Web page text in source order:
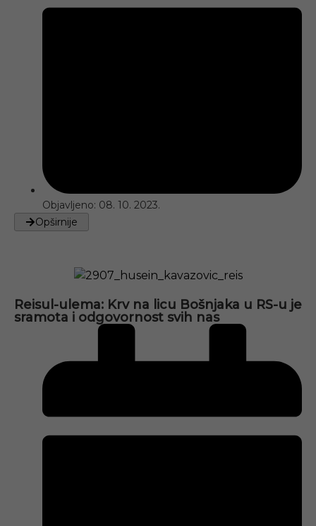
Objavljeno: 08. 10. 2023.
Opširnije
Reisul-ulema: Krv na licu Bošnjaka u RS-u je
sramota i odgovornost svih nas